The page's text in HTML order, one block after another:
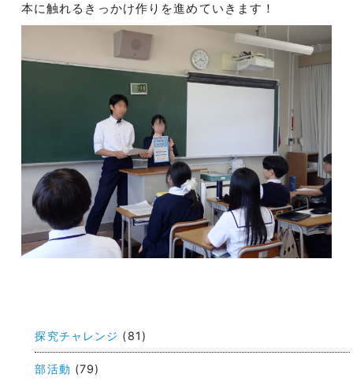
本に触れるきっかけ作りを進めていきます！
ナ
ビ
探究チャレンジ (81)
部活動 (79)